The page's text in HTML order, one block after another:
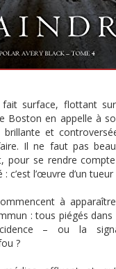
surface, flottant
Boston en appelle à
brillante et
Il ne faut pas
pour se rendre compte
c’est l’œuvre d’un
à
: tous piégés
– ou la
?